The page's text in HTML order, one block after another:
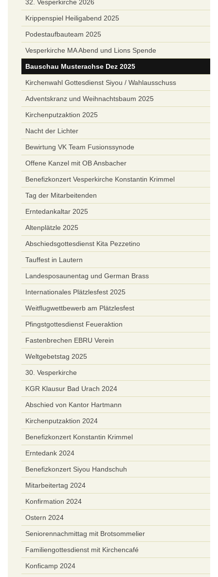
32. Vesperkirche 2026
Krippenspiel Heiligabend 2025
Podestaufbauteam 2025
Vesperkirche MA Abend und Lions Spende
Bauschau Musterachse Dez 2025
Kirchenwahl Gottesdienst Siyou / Wahlausschuss
Adventskranz und Weihnachtsbaum 2025
Kirchenputzaktion 2025
Nacht der Lichter
Bewirtung VK Team Fusionssynode
Offene Kanzel mit OB Ansbacher
Benefizkonzert Vesperkirche Konstantin Krimmel
Tag der Mitarbeitenden
Erntedankaltar 2025
Altenplätzle 2025
Abschiedsgottesdienst Kita Pezzetino
Tauffest in Lautern
Landesposaunentag und German Brass
Internationales Plätzlesfest 2025
Weitflugwettbewerb am Plätzlesfest
Pfingstgottesdienst Feueraktion
Fastenbrechen EBRU Verein
Weltgebetstag 2025
30. Vesperkirche
KGR Klausur Bad Urach 2024
Abschied von Kantor Hartmann
Kirchenputzaktion 2024
Benefizkonzert Konstantin Krimmel
Erntedank 2024
Benefizkonzert Siyou Handschuh
Mitarbeitertag 2024
Konfirmation 2024
Ostern 2024
Seniorennachmittag mit Brotsommelier
Familiengottesdienst mit Kirchencafé
Konficamp 2024